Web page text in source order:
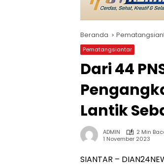
Beranda
Pematangsiantar
Dari 44
Lantik
ADMIN
2 Min
1 November 2023
SIANTAR –